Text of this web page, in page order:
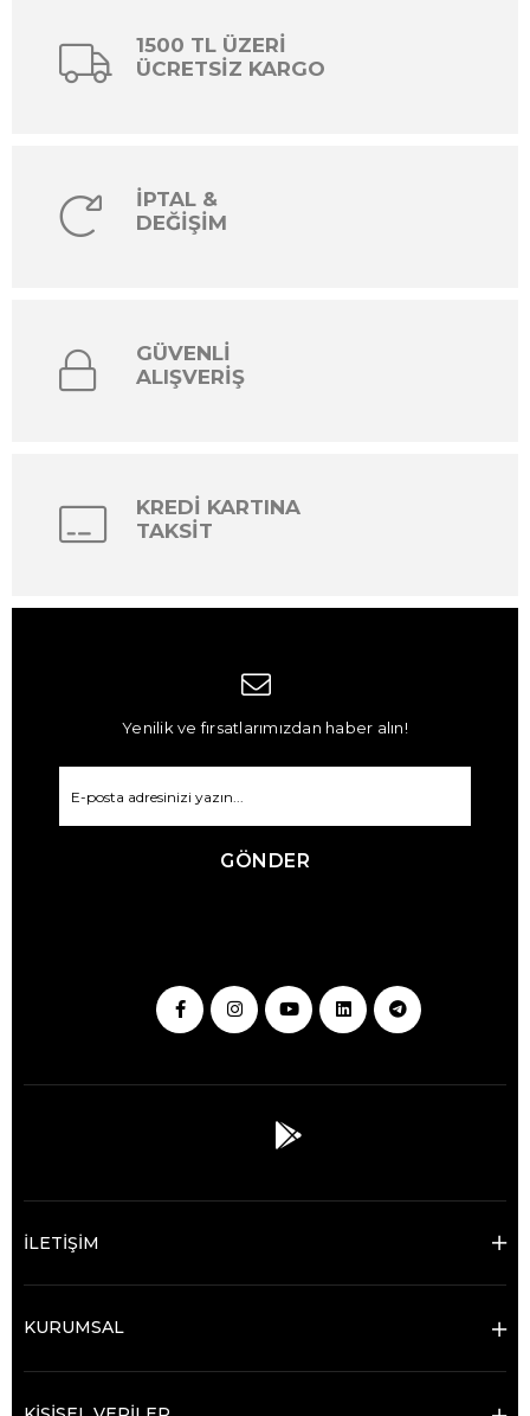
1500 TL ÜZERİ
ÜCRETSİZ KARGO
İPTAL &
DEĞİŞİM
GÜVENLİ
ALIŞVERİŞ
KREDİ KARTINA
TAKSİT
Yenilik ve fırsatlarımızdan haber alın!
GÖNDER
İLETİŞİM
KURUMSAL